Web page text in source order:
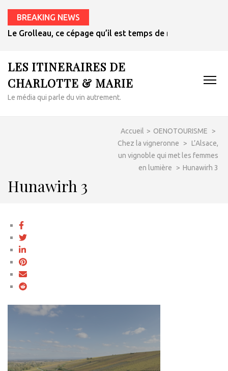
BREAKING NEWS
Le Grolleau, ce cépage qu’il est temps de redécouvrir
LES ITINERAIRES DE
CHARLOTTE & MARIE
Le média qui parle du vin autrement.
Accueil > OENOTOURISME
>
Chez la vigneronne
> L’Alsace,
un vignoble qui met les femmes
en lumière
> Hunawirh 3
Hunawirh 3